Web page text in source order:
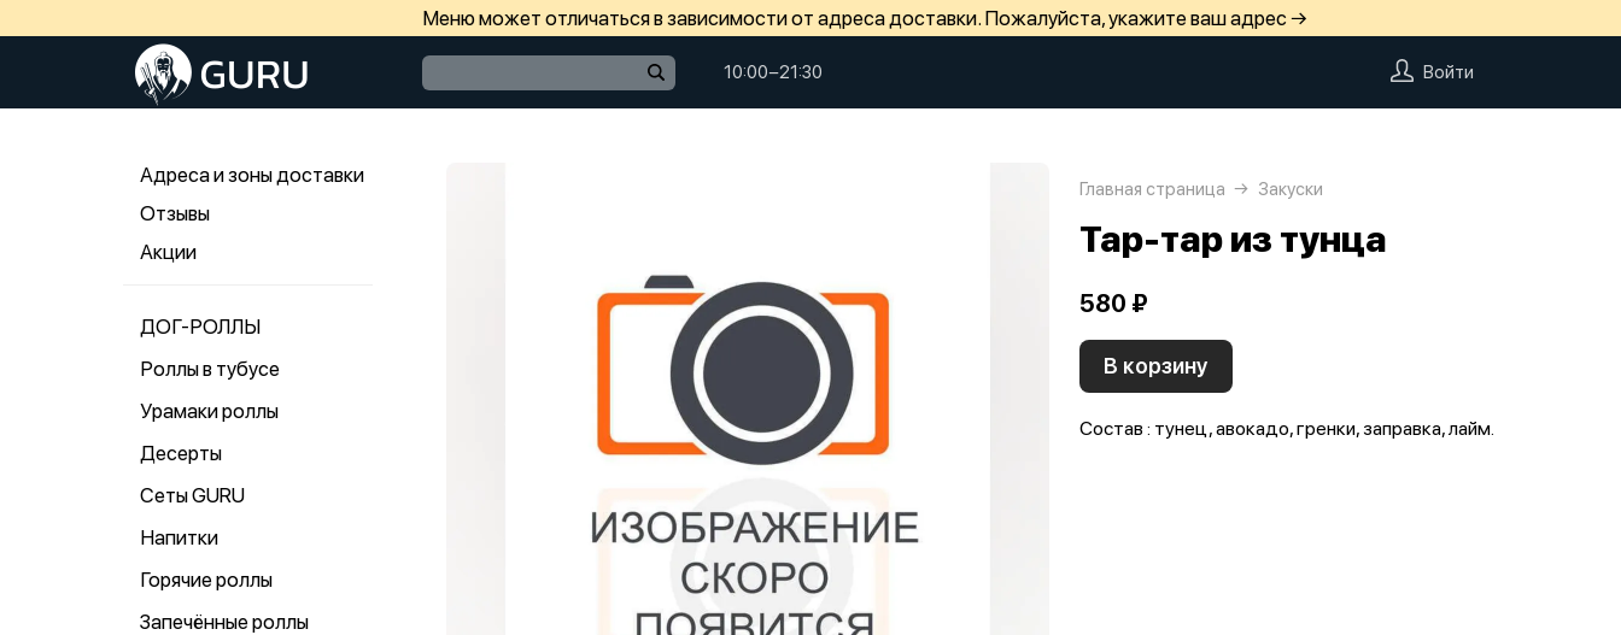
Меню может отличаться в зависимости от адреса доставки. Пожалуйста, укажите ваш адрес →
10:00−21:30 Войти
Адреса и зоны доставки
Отзывы
Акции
ДОГ-РОЛЛЫ
Роллы в тубусе
Урамаки роллы
Десерты
Сеты GURU
Напитки
Горячие роллы
Запечённые роллы
Главная страница Закуски
Тар-тар из тунца
580 ₽
В корзину
Состав : тунец, авокадо, гренки, заправка, лайм.